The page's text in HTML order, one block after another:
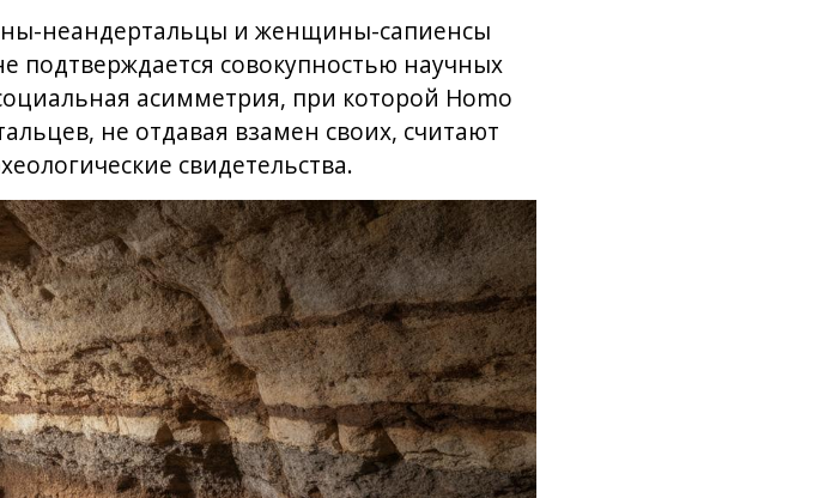
неандертальцы и женщины-сапиенсы
подтверждается совокупностью научных
асимметрия, при которой Homo
не отдавая взамен своих, считают
свидетельства.